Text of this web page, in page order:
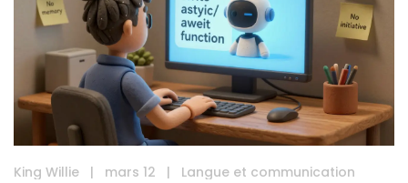
King Willie | mars 12 |
Langue et communication